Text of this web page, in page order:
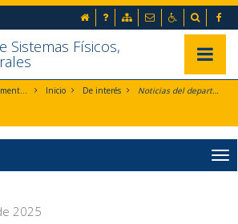
de la página (alt + s)
página (alt + c)
(alt + p)
+ u)
inicio Preguntas frecuentes
Mapa webContacto
Sistemas Físicos,
UPO - Departamento de Sistemas Físicos, Químicos y Naturales Inicio De interés Noticias del departamento
2025